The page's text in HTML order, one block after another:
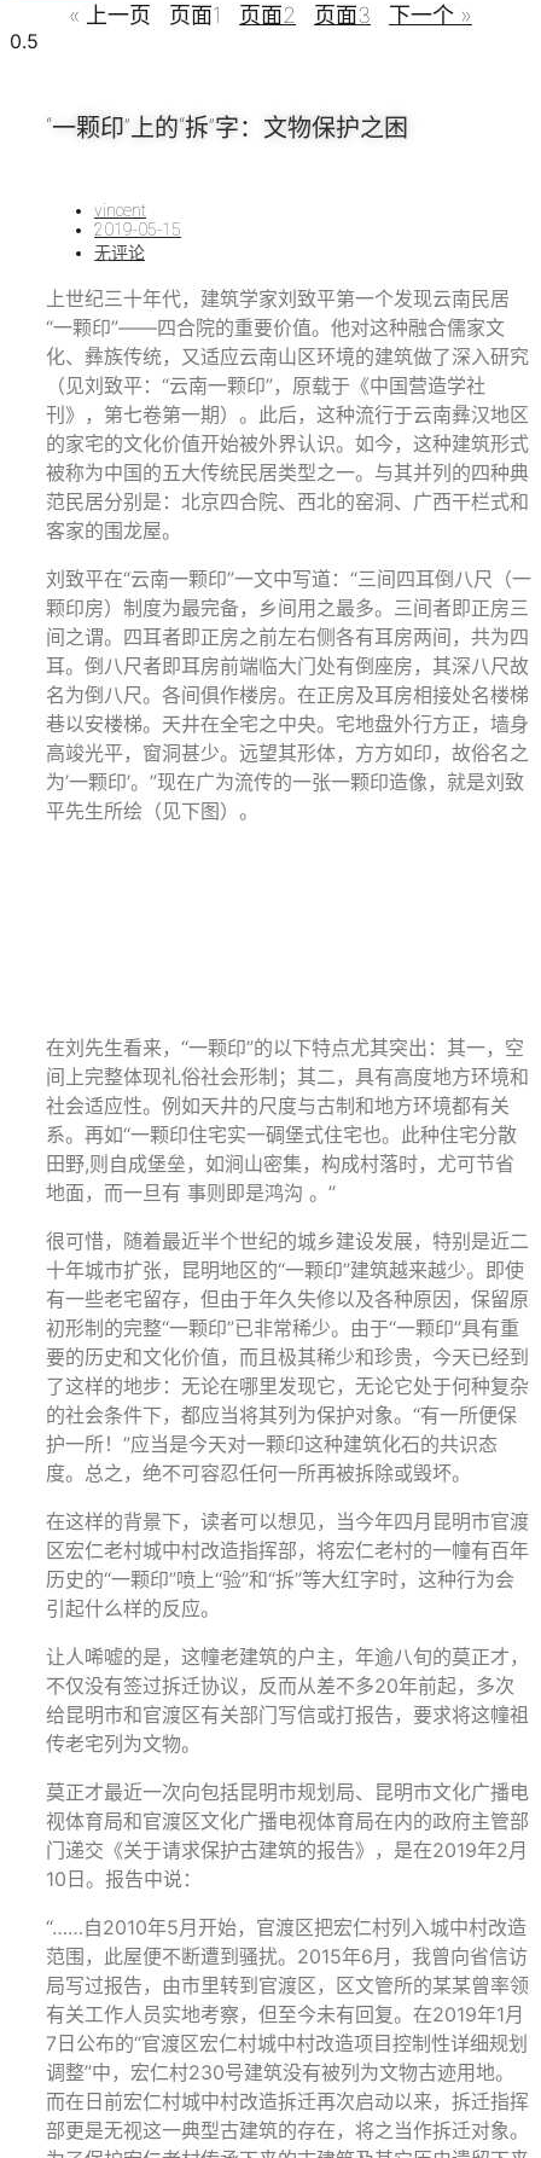
« 上一页 页面1 页面2 页面3 下一个 »
“一颗印”上的“拆”字：文物保护之困
vincent
2019-05-15
无评论
上世纪三十年代，建筑学家刘致平第一个发现云南民居
“一颗印”——四合院的重要价值。他对这种融合儒家文
化、彝族传统，又适应云南山区环境的建筑做了深入研究
（见刘致平：“云南一颗印”，原载于《中国营造学社
刊》，第七卷第一期）。此后，这种流行于云南彝汉地区
的家宅的文化价值开始被外界认识。如今，这种建筑形式
被称为中国的五大传统民居类型之一。与其并列的四种典
范民居分别是：北京四合院、西北的窑洞、广西干栏式和
客家的围龙屋。
刘致平在“云南一颗印”一文中写道：“三间四耳倒八尺（一
颗印房）制度为最完备，乡间用之最多。三间者即正房三
间之谓。四耳者即正房之前左右侧各有耳房两间，共为四
耳。倒八尺者即耳房前端临大门处有倒座房，其深八尺故
名为倒八尺。各间俱作楼房。在正房及耳房相接处名楼梯
巷以安楼梯。天井在全宅之中央。宅地盘外行方正，墙身
高竣光平，窗洞甚少。远望其形体，方方如印，故俗名之
为’一颗印’。”现在广为流传的一张一颗印造像，就是刘致
平先生所绘（见下图）。
在刘先生看来，“一颗印”的以下特点尤其突出：其一，空
间上完整体现礼俗社会形制；其二，具有高度地方环境和
社会适应性。例如天井的尺度与古制和地方环境都有关
系。再如“一颗印住宅实一碉堡式住宅也。此种住宅分散
田野,则自成堡垒，如涧山密集，构成村落时，尤可节省
地面，而一旦有 事则即是鸿沟 。”
很可惜，随着最近半个世纪的城乡建设发展，特别是近二
十年城市扩张，昆明地区的“一颗印”建筑越来越少。即使
有一些老宅留存，但由于年久失修以及各种原因，保留原
初形制的完整“一颗印”已非常稀少。由于“一颗印”具有重
要的历史和文化价值，而且极其稀少和珍贵，今天已经到
了这样的地步：无论在哪里发现它，无论它处于何种复杂
的社会条件下，都应当将其列为保护对象。“有一所便保
护一所！”应当是今天对一颗印这种建筑化石的共识态
度。总之，绝不可容忍任何一所再被拆除或毁坏。
在这样的背景下，读者可以想见，当今年四月昆明市官渡
区宏仁老村城中村改造指挥部，将宏仁老村的一幢有百年
历史的“一颗印”喷上“验”和“拆”等大红字时，这种行为会
引起什么样的反应。
让人唏嘘的是，这幢老建筑的户主，年逾八旬的莫正才，
不仅没有签过拆迁协议，反而从差不多20年前起，多次
给昆明市和官渡区有关部门写信或打报告，要求将这幢祖
传老宅列为文物。
莫正才最近一次向包括昆明市规划局、昆明市文化广播电
视体育局和官渡区文化广播电视体育局在内的政府主管部
门递交《关于请求保护古建筑的报告》，是在2019年2月
10日。报告中说：
“……自2010年5月开始，官渡区把宏仁村列入城中村改造
范围，此屋便不断遭到骚扰。2015年6月，我曾向省信访
局写过报告，由市里转到官渡区，区文管所的某某曾率领
有关工作人员实地考察，但至今未有回复。在2019年1月
7日公布的“官渡区宏仁村城中村改造项目控制性详细规划
调整”中，宏仁村230号建筑没有被列为文物古迹用地。
而在日前宏仁村城中村改造拆迁再次启动以来，拆迁指挥
部更是无视这一典型古建筑的存在，将之当作拆迁对象。